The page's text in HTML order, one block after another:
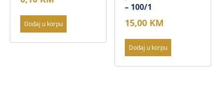
Dodaj u korpu
– 100/1
15,00 KM
Dodaj u korpu